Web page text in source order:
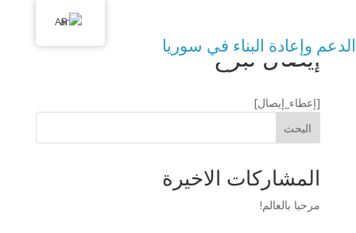
الدعم وإعادة البناء في سوريا
إيصال تبرع
[إعطاء_إيصال]
البحث
المشاركات الاخيرة
مرحبا بالعالم!
AR